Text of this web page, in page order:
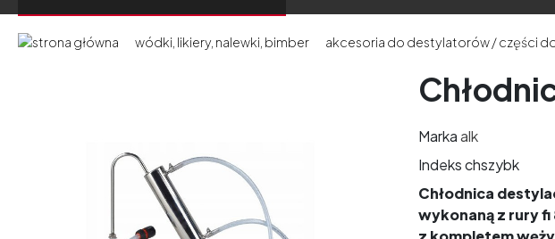
wódki, likiery, nalewki, bimber akcesoria do destylatorów / części
Markaalk
Indekschszybk
Chłodnica
wykonaną z ruryfi